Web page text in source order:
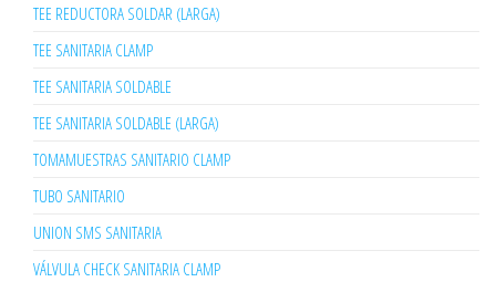
TEE REDUCTORA SOLDAR (LARGA)
TEE SANITARIA CLAMP
TEE SANITARIA SOLDABLE
TEE SANITARIA SOLDABLE (LARGA)
TOMAMUESTRAS SANITARIO CLAMP
TUBO SANITARIO
UNION SMS SANITARIA
VÁLVULA CHECK SANITARIA CLAMP